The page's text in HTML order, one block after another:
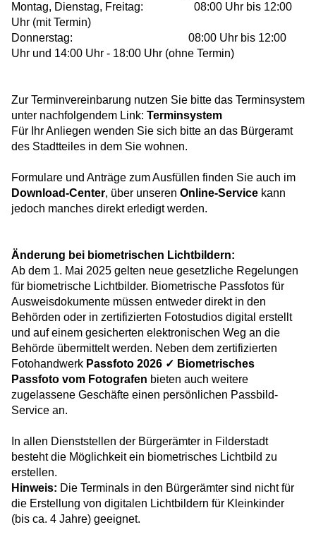
Montag, Dienstag, Freitag: 08:00 Uhr bis 12:00
Uhr (mit Termin)
Donnerstag: 08:00 Uhr bis 12:00
Uhr und 14:00 Uhr - 18:00 Uhr (ohne Termin)
Zur Terminvereinbarung nutzen Sie bitte das Terminsystem
unter nachfolgendem Link: Terminsystem
Für Ihr Anliegen wenden Sie sich bitte an das Bürgeramt
des Stadtteiles in dem Sie wohnen.
Formulare und Anträge zum Ausfüllen finden Sie auch im
Download-Center, über unseren Online-Service kann
jedoch manches direkt erledigt werden.
Änderung bei biometrischen Lichtbildern:
Ab dem 1. Mai 2025 gelten neue gesetzliche Regelungen
für biometrische Lichtbilder. Biometrische Passfotos für
Ausweisdokumente müssen entweder direkt in den
Behörden oder in zertifizierten Fotostudios digital erstellt
und auf einem gesicherten elektronischen Weg an die
Behörde übermittelt werden. Neben dem zertifizierten
Fotohandwerk Passfoto 2026 ✓ Biometrisches
Passfoto vom Fotografen bieten auch weitere
zugelassene Geschäfte einen persönlichen Passbild-
Service an.
In allen Dienststellen der Bürgerämter in Filderstadt
besteht die Möglichkeit ein biometrisches Lichtbild zu
erstellen.
Hinweis: Die Terminals in den Bürgerämter sind nicht für
die Erstellung von digitalen Lichtbildern für Kleinkinder
(bis ca. 4 Jahre) geeignet.